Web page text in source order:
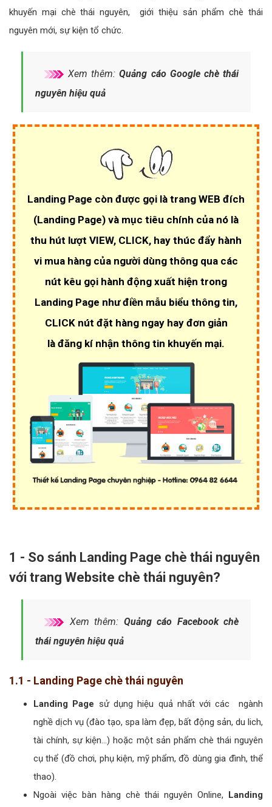
khuyến mại chè thái nguyên, giới thiệu sản phẩm chè thái
nguyên mới, sự kiện tổ chức.
Xem thêm:Quảng cáo Google chè thái
nguyên hiệu quả
Landing Page còn được gọi là trang WEB đích
(Landing Page) và mục tiêu chính của nó là
thu hút lượt VIEW, CLICK, hay thúc đẩy hành
vi mua hàng của người dùng thông qua các
nút kêu gọi hành động xuất hiện trong
Landing Page như điền mẫu biểu thông tin,
CLICK nút đặt hàng ngay hay đơn giản
là đăng kí nhận thông tin khuyến mại.
1 - So sánh Landing Page chè thái nguyên
với trang Website chè thái nguyên?
Xem thêm: Quảng cáo Facebook chè
thái nguyên hiệu quả
1.1 - Landing Page chè thái nguyên
Landing Page sử dụng hiệu quả nhất với các ngành
nghề dịch vụ (đào tạo, spa làm đẹp, bất động sản, du lich,
tài chính, sự kiện...) hoặc một sản phẩm chè thái nguyên
cụ thể (đồ chơi, phụ kiện, mỹ phẩm, đồ dùng gia đình, thể
thao).
Ngoài việc bàn hàng chè thái nguyên Online, Landing